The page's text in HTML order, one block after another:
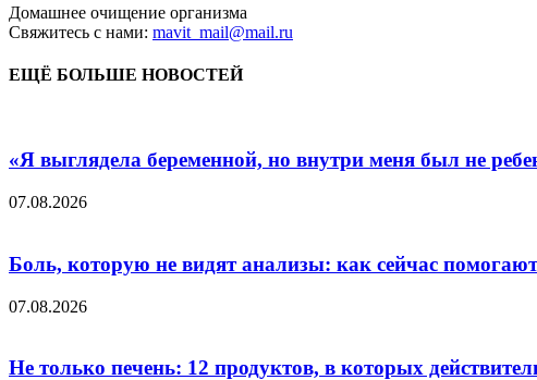
Домашнее очищение организма
Свяжитесь с нами: mavit_mail@mail.ru
ЕЩЁ БОЛЬШЕ НОВОСТЕЙ
«Я выглядела беременной, но внутри меня был не
07.08.2026
Боль, которую не видят анализы: как сейчас
07.08.2026
Не только печень: 12 продуктов, в которых